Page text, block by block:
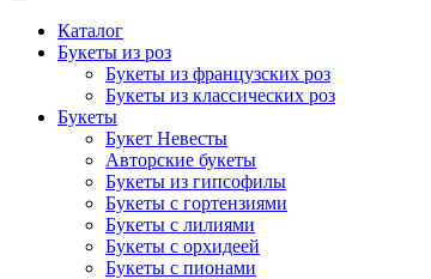
Каталог
Букеты из роз
Букеты из французских роз
Букеты из классических роз
Букеты
Букет Невесты
Авторские букеты
Букеты из гипсофилы
Букеты с гортензиями
Букеты с лилиями
Букеты с орхидеей
Букеты с пионами